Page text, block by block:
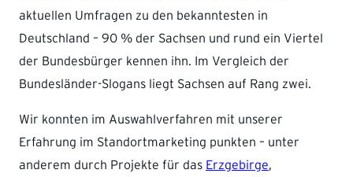
aktuellen Umfragen zu den bekanntesten in
Deutschland – 90 % der Sachsen und rund ein Viertel
der Bundesbürger kennen ihn. Im Vergleich der
Bundesländer-Slogans liegt Sachsen auf Rang zwei.
Wir konnten im Auswahlverfahren mit unserer
Erfahrung im Standortmarketing punkten – unter
anderem durch Projekte für das Erzgebirge,